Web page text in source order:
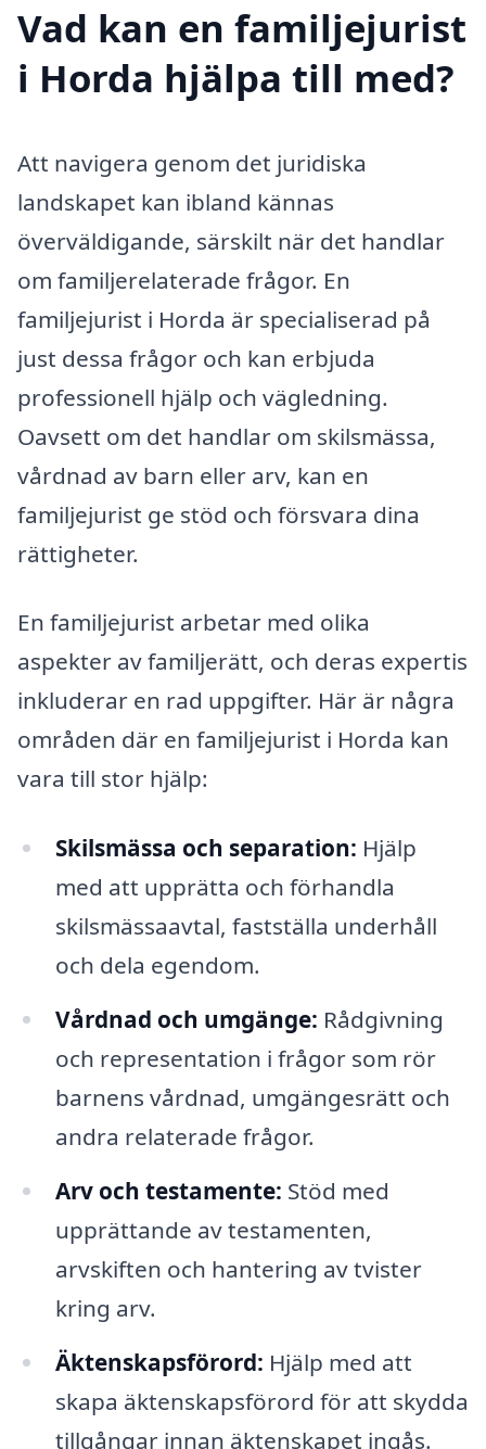
Vad kan en familjejurist
i Horda hjälpa till med?
Att navigera genom det juridiska
landskapet kan ibland kännas
överväldigande, särskilt när det handlar
om familjerelaterade frågor. En
familjejurist i Horda är specialiserad på
just dessa frågor och kan erbjuda
professionell hjälp och vägledning.
Oavsett om det handlar om skilsmässa,
vårdnad av barn eller arv, kan en
familjejurist ge stöd och försvara dina
rättigheter.
En familjejurist arbetar med olika
aspekter av familjerätt, och deras expertis
inkluderar en rad uppgifter. Här är några
områden där en familjejurist i Horda kan
vara till stor hjälp:
Skilsmässa och separation: Hjälp
med att upprätta och förhandla
skilsmässaavtal, fastställa underhåll
och dela egendom.
Vårdnad och umgänge: Rådgivning
och representation i frågor som rör
barnens vårdnad, umgängesrätt och
andra relaterade frågor.
Arv och testamente: Stöd med
upprättande av testamenten,
arvskiften och hantering av tvister
kring arv.
Äktenskapsförord: Hjälp med att
skapa äktenskapsförord för att skydda
tillgångar innan äktenskapet ingås.